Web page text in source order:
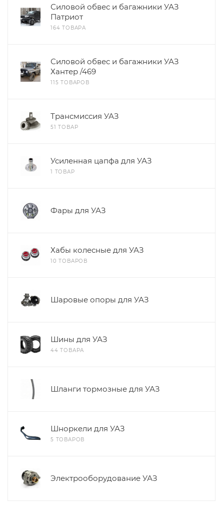
Силовой обвес и багажники УАЗ
Патриот
164 ТОВАРА
Силовой обвес и багажники УАЗ
Хантер /469
115 ТОВАРОВ
Трансмиссия УАЗ
51 ТОВАР
Усиленная цапфа для УАЗ
1 ТОВАР
Фары для УАЗ
Хабы колесные для УАЗ
10 ТОВАРОВ
Шаровые опоры для УАЗ
Шины для УАЗ
44 ТОВАРА
Шланги тормозные для УАЗ
Шноркели для УАЗ
5 ТОВАРОВ
Электрооборудование УАЗ